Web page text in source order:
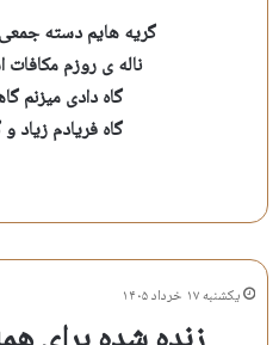
گریه هایم دسته
ناله ی روزم
گاه دادی میزنم
گاه فریادم زیاد
یکشنبه ۱۷ خرداد ۱۴۰۵